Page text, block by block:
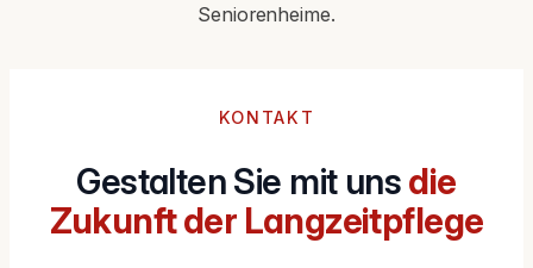
Seniorenheime.
KONTAKT
Gestalten Sie mit uns die
Zukunft der Langzeitpflege